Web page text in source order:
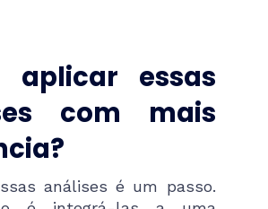
aplicar essas
com mais
análises é um passo.